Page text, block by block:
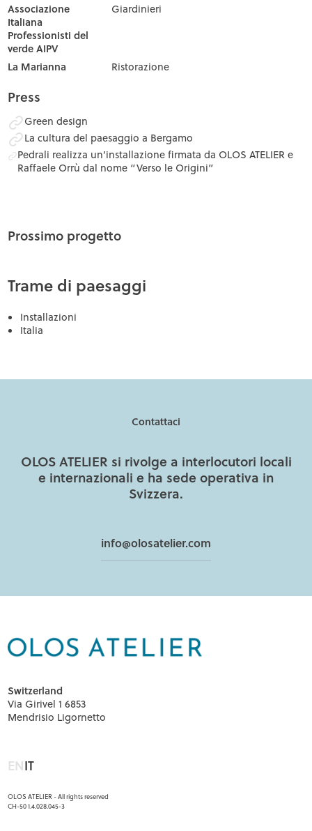
Associazione
Italiana
Professionisti del
verde AIPV
Giardinieri
La Marianna Ristorazione
Press
Green design
La cultura del paesaggio a Bergamo
Pedrali realizza un’installazione firmata da OLOS ATELIER e
Raffaele Orrù dal nome “Verso le Origini”
Prossimo progetto
Trame di paesaggi
Installazioni
Italia
Contattaci
OLOS ATELIER si rivolge a interlocutori locali
e internazionali e ha sede operativa in
Svizzera.
info@olosatelier.com
Switzerland
Via Girivel 1 6853
Mendrisio Ligornetto
ENIT
OLOS ATELIER - All rights reserved
CH-50 1.4.028.045-3